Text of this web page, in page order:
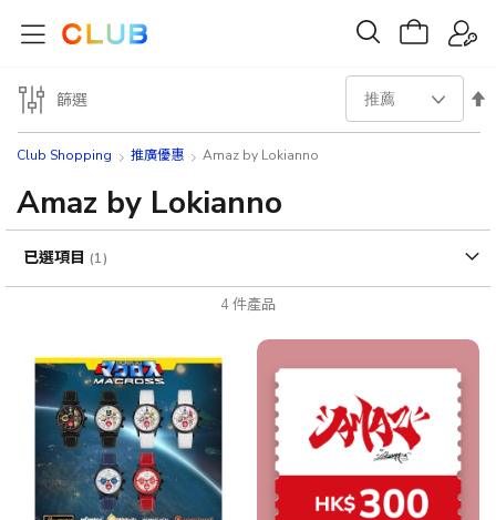
Club Shopping 推廣優惠 Amaz by Lokianno
Amaz by Lokianno
4件產品
設
序
方
篩選
已選項目